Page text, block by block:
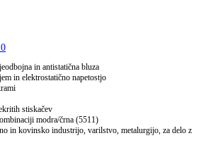
in antistatična bluza
in elektrostatično napetostjo
stiskačev
modra/črna (5511)
in kovinsko industrijo, varilstvo, metalurgijo, za delo z